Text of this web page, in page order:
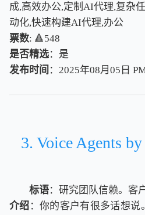
成,高效办公,定制AI代理,复杂
动化,快速构建AI代理,办公
票数: 🔺548
是否精选：是
发布时间 ：2025年08月05日
3. Voice Agents
标语：研究团队信赖。客
介绍 ：你的客户有很多话想